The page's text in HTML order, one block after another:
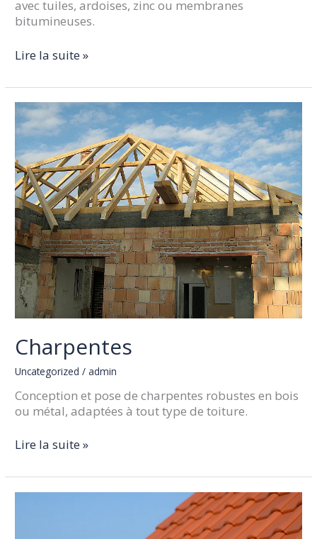
avec tuiles, ardoises, zinc ou membranes
bitumineuses.
Lire la suite »
Charpentes
Uncategorized /admin
Conception et pose de charpentes robustes en bois
ou métal, adaptées à tout type de toiture.
Charpentes
Lire la suite »